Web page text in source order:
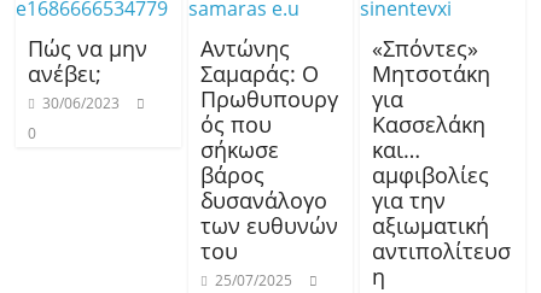
Πώς να μην
ανέβει;
30/06/2023
0
Αντώνης
Σαμαράς: Ο
Πρωθυπουργ
ός που
σήκωσε
βάρος
δυσανάλογο
των ευθυνών
του
25/07/2025
«Σπόντες»
Μητσοτάκη
για
Κασσελάκη
και…
αμφιβολίες
για την
αξιωματική
αντιπολίτευσ
η